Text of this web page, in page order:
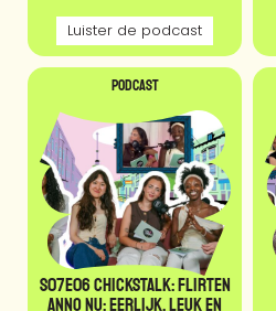
Luister de podcast
Podcast
S07E06 CHICKSTALK: Flirten
anno nu: eerlijk, leuk en